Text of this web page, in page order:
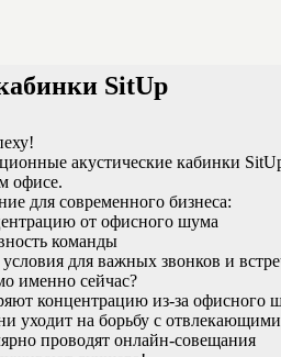
SitUp
акустические кабинки
офисе.
для современного бизнеса:
от офисного шума
команды
для важных звонков и
именно сейчас?
концентрацию из-за офисного
уходит на борьбу с
проводят онлайн-совещания